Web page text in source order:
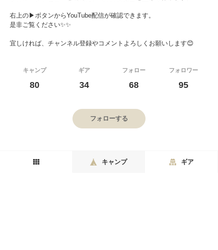
右上の▶ボタンからYouTube配信が確認できます。
是非ご覧ください✨✨
宜しければ、チャンネル登録やコメントよろしくお願いします😊
キャンプ
80
ギア
34
フォロー
68
フォロワー
95
フォローする
キャンプ ギア